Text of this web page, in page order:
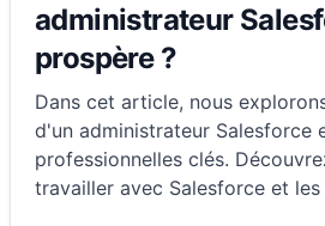
administrateur
prospère ?
Dans cet article, nous
d'un administrateur Salesforce
professionnelles clés.
travailler avec Salesforce et